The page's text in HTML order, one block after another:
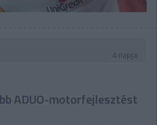
4 napja
ADUO-motorfejlesztést